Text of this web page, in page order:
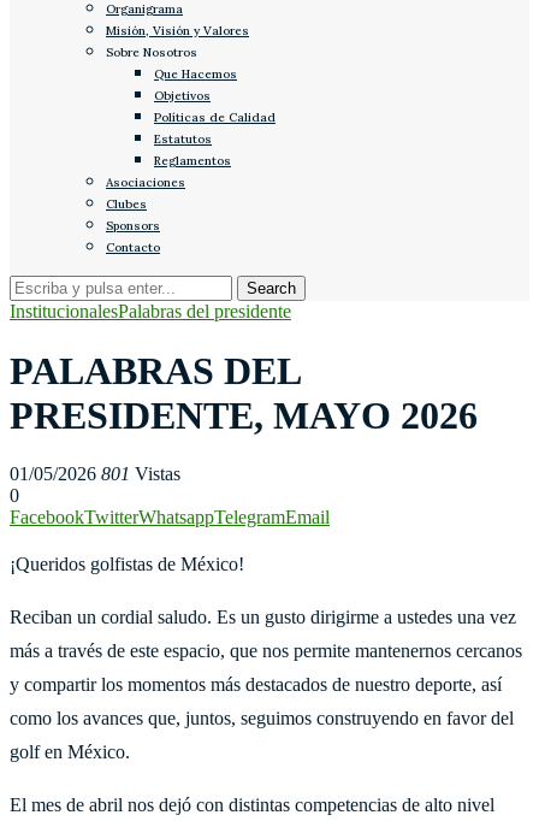
Organigrama
Misión, Visión y Valores
Sobre Nosotros
Que Hacemos
Objetivos
Políticas de Calidad
Estatutos
Reglamentos
Asociaciones
Clubes
Sponsors
Contacto
InstitucionalesPalabras del presidente
PALABRAS DEL
PRESIDENTE, MAYO 2026
01/05/2026 801 Vistas
0
FacebookTwitterWhatsappTelegramEmail
¡Queridos golfistas de México!
Reciban un cordial saludo. Es un gusto dirigirme a ustedes una vez
más a través de este espacio, que nos permite mantenernos cercanos
y compartir los momentos más destacados de nuestro deporte, así
como los avances que, juntos, seguimos construyendo en favor del
golf en México.
El mes de abril nos dejó con distintas competencias de alto nivel